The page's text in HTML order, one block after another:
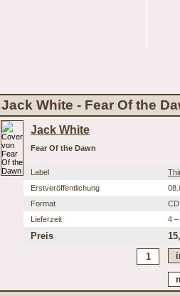
Jack White - Fear Of the
Jack White
Fear Of the Dawn
Label
Erstveröffentlichung
Format
CD
Lieferzeit
4 –
Preis